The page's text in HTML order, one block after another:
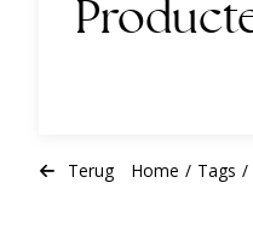
Terug Home / Tags /